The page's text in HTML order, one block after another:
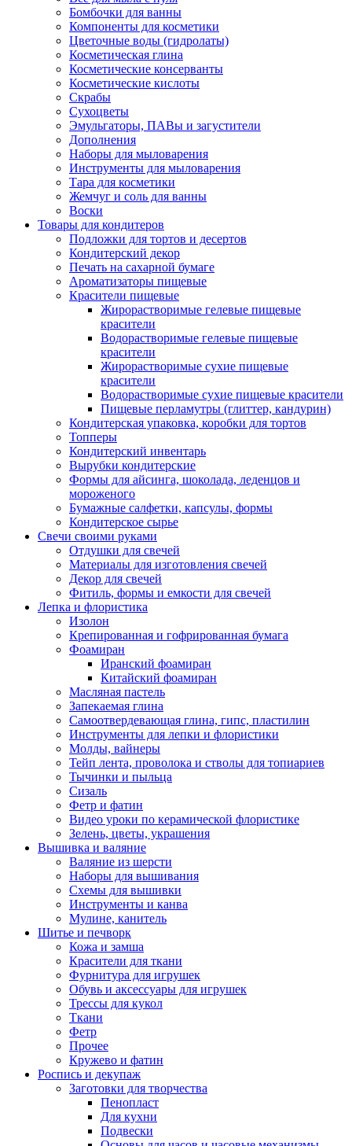
Бомбочки для ванны
Компоненты для косметики
Цветочные воды (гидролаты)
Косметическая глина
Косметические консерванты
Косметические кислоты
Скрабы
Сухоцветы
Эмульгаторы, ПАВы и загустители
Дополнения
Наборы для мыловарения
Инструменты для мыловарения
Тара для косметики
Жемчуг и соль для ванны
Воски
Товары для кондитеров
Подложки для тортов и десертов
Кондитерский декор
Печать на сахарной бумаге
Ароматизаторы пищевые
Красители пищевые
Жирорастворимые гелевые пищевые
красители
Водорастворимые гелевые пищевые
красители
Жирорастворимые сухие пищевые
красители
Водорастворимые сухие пищевые красители
Пищевые перламутры (глиттер, кандурин)
Кондитерская упаковка, коробки для тортов
Топперы
Кондитерский инвентарь
Вырубки кондитерские
Формы для айсинга, шоколада, леденцов и
мороженого
Бумажные салфетки, капсулы, формы
Кондитерское сырье
Свечи своими руками
Отдушки для свечей
Материалы для изготовления свечей
Декор для свечей
Фитиль, формы и емкости для свечей
Лепка и флористика
Изолон
Крепированная и гофрированная бумага
Фоамиран
Иранский фоамиран
Китайский фоамиран
Масляная пастель
Запекаемая глина
Самоотвердевающая глина, гипс, пластилин
Инструменты для лепки и флористики
Молды, вайнеры
Тейп лента, проволока и стволы для топиариев
Тычинки и пыльца
Сизаль
Фетр и фатин
Видео уроки по керамической флористике
Зелень, цветы, украшения
Вышивка и валяние
Валяние из шерсти
Наборы для вышивания
Схемы для вышивки
Инструменты и канва
Мулине, канитель
Шитье и печворк
Кожа и замша
Красители для ткани
Фурнитура для игрушек
Обувь и аксессуары для игрушек
Трессы для кукол
Ткани
Фетр
Прочее
Кружево и фатин
Роспись и декупаж
Заготовки для творчества
Пенопласт
Для кухни
Подвески